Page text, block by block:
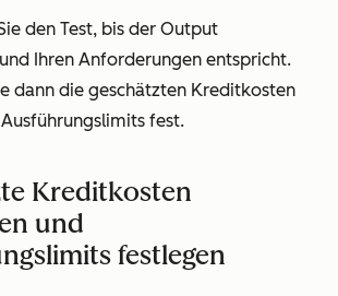
den Test, bis der Output
Ihren Anforderungen entspricht.
dann die geschätzten Kreditkosten
fest.
Kreditkosten
und
festlegen